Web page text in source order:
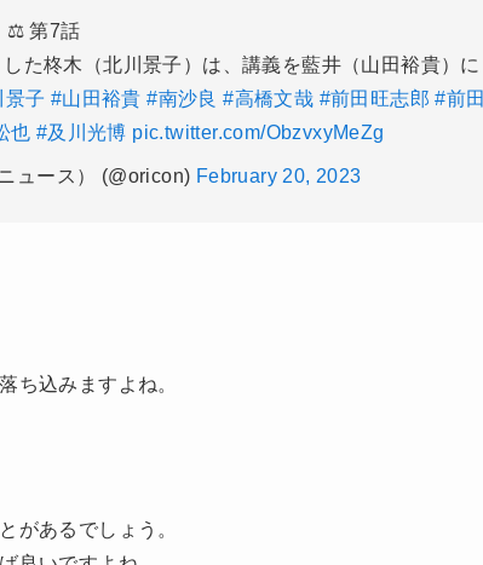
⚖ 第7話
た柊木（北川景子）は、講義を藍井（山田裕貴）に
景子 #山田裕貴 #南沙良 #高橋文哉 #前田旺志郎 #前田
也 #及川光博 pic.twitter.com/ObzvxyMeZg
ュース） (@oricon) February 20, 2023
ち込みますよね。
があるでしょう。